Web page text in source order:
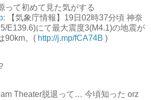
って初めて見た気がする
: 【気象庁情報】19日02時37分頃 神奈
E139.6)にて最大震度3(M4.1)の地震が
90km。( http://j.mp/fCA74B )
Theater脱退って… 今頃知った orz